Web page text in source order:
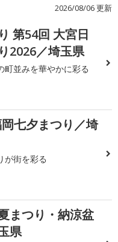
2026/08/06 更新
第54回 大宮日
2026／埼玉県
町並みを華やかに彩る
七夕まつり／埼
が街を彩る
まつり・納涼盆
県